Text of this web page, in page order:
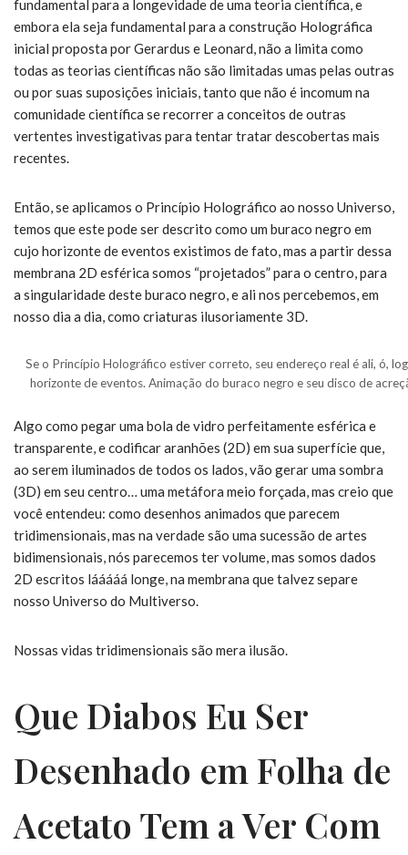
fundamental para a longevidade de uma teoria científica, e
embora ela seja fundamental para a construção Holográfica
inicial proposta por Gerardus e Leonard, não a limita como
todas as teorias científicas não são limitadas umas pelas outras
ou por suas suposições iniciais, tanto que não é incomum na
comunidade científica se recorrer a conceitos de outras
vertentes investigativas para tentar tratar descobertas mais
recentes.
Então, se aplicamos o Princípio Holográfico ao nosso Universo,
temos que este pode ser descrito como um buraco negro em
cujo horizonte de eventos existimos de fato, mas a partir dessa
membrana 2D esférica somos “projetados” para o centro, para
a singularidade deste buraco negro, e ali nos percebemos, em
nosso dia a dia, como criaturas ilusoriamente 3D.
Se o Princípio Holográfico estiver correto, seu endereço real é ali, ó,
horizonte de eventos. Animação do buraco negro e seu disco de
Algo como pegar uma bola de vidro perfeitamente esférica e
transparente, e codificar aranhões (2D) em sua superfície que,
ao serem iluminados de todos os lados, vão gerar uma sombra
(3D) em seu centro… uma metáfora meio forçada, mas creio que
você entendeu: como desenhos animados que parecem
tridimensionais, mas na verdade são uma sucessão de artes
bidimensionais, nós parecemos ter volume, mas somos dados
2D escritos lááááá longe, na membrana que talvez separe
nosso Universo do Multiverso.
Nossas vidas tridimensionais são mera ilusão.
Que Diabos Eu Ser
Desenhado em Folha de
Acetato Tem a Ver Com